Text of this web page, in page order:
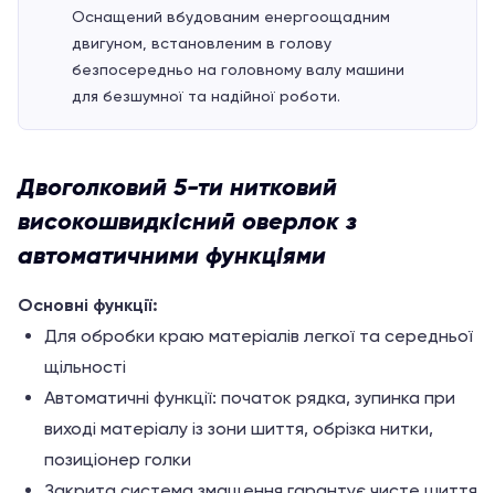
Оснащений вбудованим енергоощадним
двигуном, встановленим в голову
безпосередньо на головному валу машини
для безшумної та надійної роботи.
Двоголковий 5-ти нитковий
високошвидкісний оверлок з
автоматичними функціями
Основні функції:
Для обробки краю матеріалів легкої та середньої
щільності
Автоматичні функції: початок рядка, зупинка при
виході матеріалу із зони шиття, обрізка нитки,
позиціонер голки